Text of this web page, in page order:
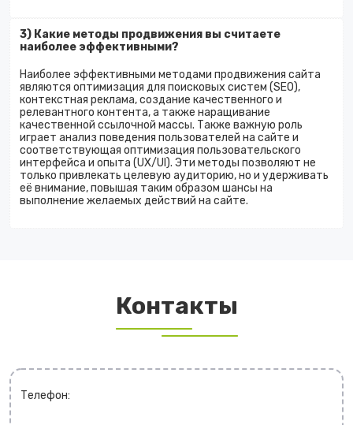
3) Какие методы продвижения вы считаете
наиболее эффективными?
Наиболее эффективными методами продвижения сайта
являются оптимизация для поисковых систем (SEO),
контекстная реклама, создание качественного и
релевантного контента, а также наращивание
качественной ссылочной массы. Также важную роль
играет анализ поведения пользователей на сайте и
соответствующая оптимизация пользовательского
интерфейса и опыта (UX/UI). Эти методы позволяют не
только привлекать целевую аудиторию, но и удерживать
её внимание, повышая таким образом шансы на
выполнение желаемых действий на сайте.
Контакты
Телефон: